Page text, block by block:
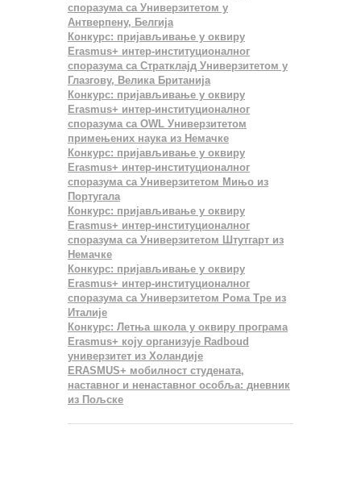
споразума са Универзитетом у
Антверпену, Белгија
Конкурс: пријављивање у оквиру
Erasmus+ интер-институционалног
споразума са Стратклајд Универзитетом у
Глазгову, Велика Британија
Конкурс: пријављивање у оквиру
Erasmus+ интер-институционалног
споразума са OWL Универзитетом
примењених наука из Немачке
Конкурс: пријављивање у оквиру
Erasmus+ интер-институционалног
споразума са Универзитетом Мињо из
Португала
Конкурс: пријављивање у оквиру
Erasmus+ интер-институционалног
споразума са Универзитетом Штутгарт из
Немачке
Конкурс: пријављивање у оквиру
Erasmus+ интер-институционалног
споразума са Универзитетом Рома Тре из
Италије
Конкурс: Летња школа у оквиру програма
Erasmus+ коју организује Radboud
универзитет из Холандије
ERASMUS+ мобилност студената,
наставног и ненаставног особља: дневник
из Пољске